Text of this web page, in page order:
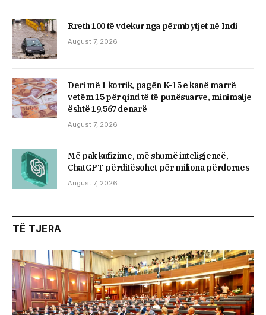
Rreth 100 të vdekur nga përmbytjet në Indi
August 7, 2026
Deri më 1 korrik, pagën K-15 e kanë marrë
vetëm 15 për qind të të punësuarve, minimalje
është 19.567 denarë
August 7, 2026
Më pak kufizime, më shumë inteligjencë,
ChatGPT përditësohet për miliona përdorues
August 7, 2026
TË TJERA